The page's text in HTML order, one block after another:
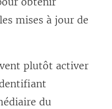
mises à jour de
plutôt activer
du